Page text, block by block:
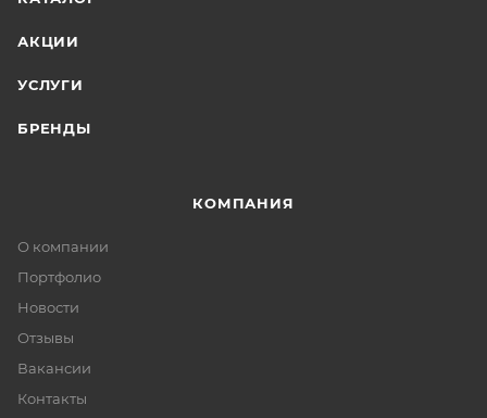
АКЦИИ
УСЛУГИ
БРЕНДЫ
КОМПАНИЯ
О компании
Портфолио
Новости
Отзывы
Вакансии
Контакты